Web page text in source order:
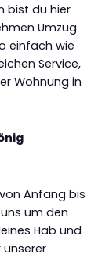
bist du hier
Umzug
einfach wie
Service,
Wohnung in
Anfang bis
um den
Hab und
unserer